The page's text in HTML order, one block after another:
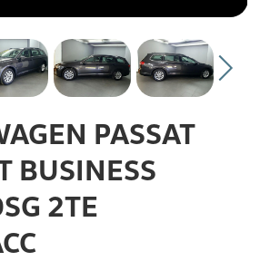
Flottenkunden
Über uns
Karriere
PASSAT
BUSINESS
2TE